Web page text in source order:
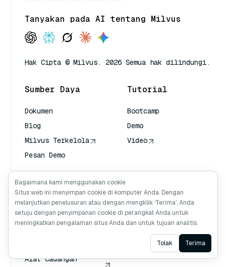
Tanyakan pada AI tentang Milvus
Hak Cipta © Milvus. 2026 Semua hak dilindungi.
Sumber Daya
Dokumen
Blog
Milvus Terkelola
Pesan Demo
Tutorial
Bootcamp
Demo
Video
Alat
Attu
Milvus CLI
Alat Cadangan
Jam Kantor Milvus
Discord
Github
Ask AI
Bagaimana kami menggunakan cookie
Situs web ini menyimpan cookie di komputer Anda. Dengan
melanjutkan penelusuran atau dengan mengklik ‘Terima’, Anda
setuju dengan penyimpanan cookie di perangkat Anda untuk
meningkatkan pengalaman situs Anda dan untuk tujuan analitis.
Tolak Terima